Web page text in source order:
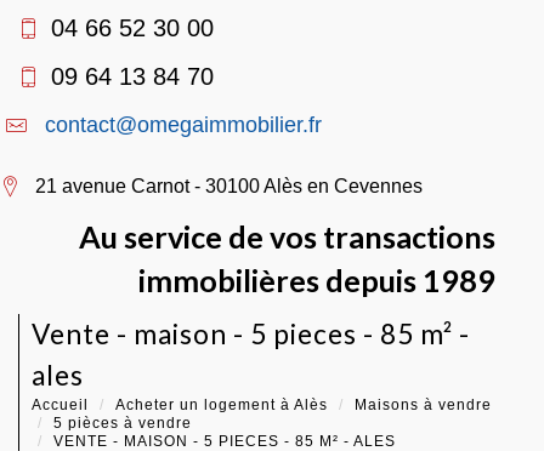
04 66 52 30 00
09 64 13 84 70
contact@omegaimmobilier.fr
21 avenue Carnot - 30100 Alès en Cevennes
Au service de vos transactions
immobilières depuis 1989
vente - maison - 5 pieces - 85 m² -
ales
Accueil Acheter un logement à Alès
Maisons à vendre
5 pièces à vendre
VENTE - MAISON - 5 PIECES - 85 M² - ALES